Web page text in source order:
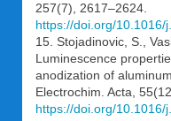
257(7), 2617–2624.
https://doi.org/10.1016/
15. Stojadinovic, S.,
Luminescence
anodization of
Electrochim. Acta,
https://doi.org/10.1016/